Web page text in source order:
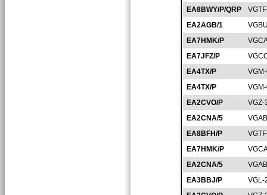
EA8BWY/P/QRP
EA2AGB/1
EA7HMK/P
EA7JFZ/P
EA4TX/P
EA4TX/P
EA2CVO/P
VGZ-
EA2CNA/5
EA8BFH/P
EA7HMK/P
EA2CNA/5
EA3BBJ/P
VGL-